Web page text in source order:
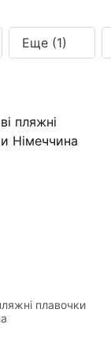
Еще (1)
плавочки